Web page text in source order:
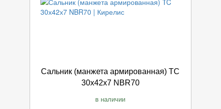
Сальник (манжета армированная) TC
30х42х7 NBR70
в наличии